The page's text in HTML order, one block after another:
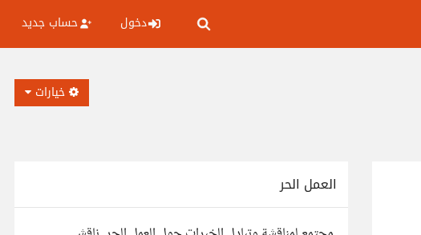
دخول حساب جديد
خيارات
العمل الحر